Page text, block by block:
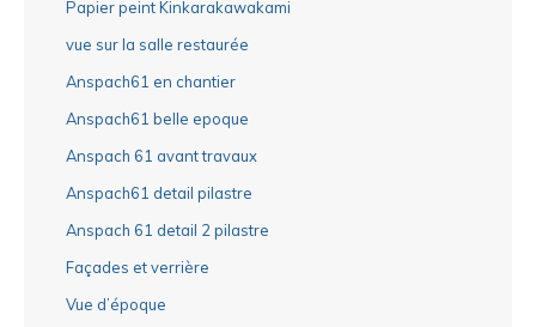
Papier peint Kinkarakawakami
vue sur la salle restaurée
Anspach61 en chantier
Anspach61 belle epoque
Anspach 61 avant travaux
Anspach61 detail pilastre
Anspach 61 detail 2 pilastre
Façades et verrière
Vue d’époque